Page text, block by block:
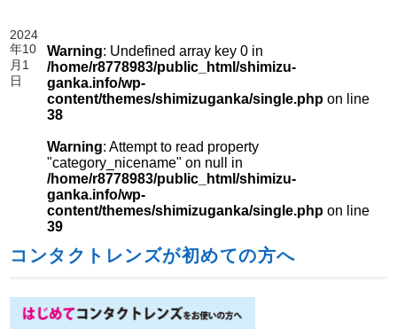
2024
年10
月1
日
Warning: Undefined array key 0 in
/home/r8778983/public_html/shimizu-
ganka.info/wp-
content/themes/shimizuganka/single.php on line
38
Warning: Attempt to read property
"category_nicename" on null in
/home/r8778983/public_html/shimizu-
ganka.info/wp-
content/themes/shimizuganka/single.php on line
39
コンタクトレンズが初めての方へ